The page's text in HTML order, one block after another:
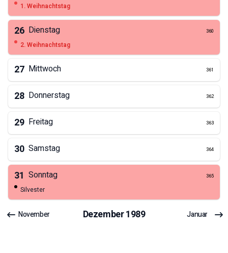
1. Weihnachtstag
26 Dienstag 360
2. Weihnachtstag
27 Mittwoch 361
28 Donnerstag 362
29 Freitag 363
30 Samstag 364
31 Sonntag 365
Silvester
November Dezember1989 Januar